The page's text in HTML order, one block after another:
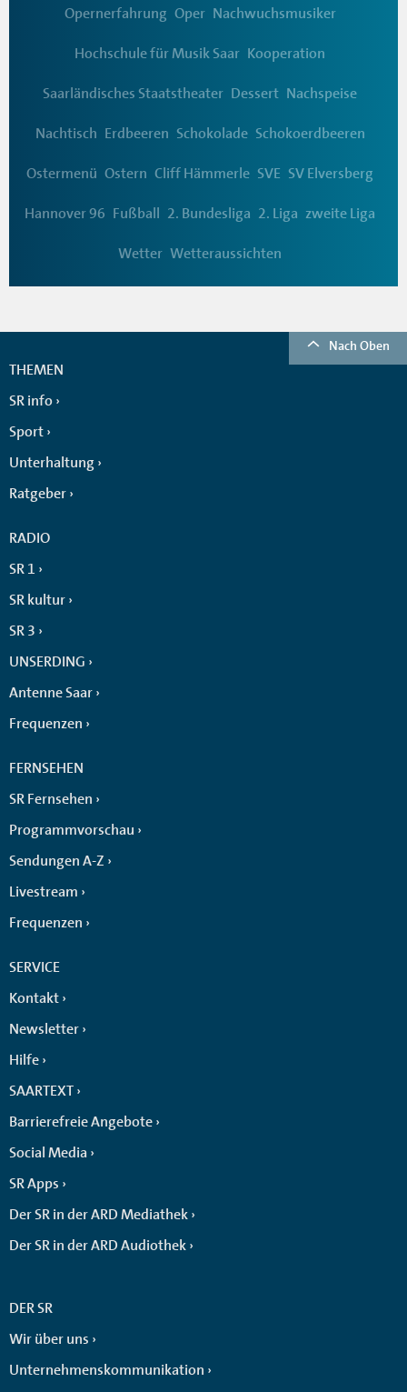
Opernerfahrung Oper Nachwuchsmusiker
Hochschule für Musik Saar Kooperation
Saarländisches Staatstheater Dessert Nachspeise
Nachtisch Erdbeeren Schokolade Schokoerdbeeren
Ostermenü Ostern Cliff Hämmerle SVE SV Elversberg
Hannover 96 Fußball 2. Bundesliga 2. Liga zweite Liga
Wetter Wetteraussichten
Nach Oben
THEMEN
SR info
Sport
Unterhaltung
Ratgeber
RADIO
SR 1
SR kultur
SR 3
UNSERDING
Antenne Saar
Frequenzen
FERNSEHEN
SR Fernsehen
Programmvorschau
Sendungen A-Z
Livestream
Frequenzen
SERVICE
Kontakt
Newsletter
Hilfe
SAARTEXT
Barrierefreie Angebote
Social Media
SR Apps
Der SR in der ARD Mediathek
Der SR in der ARD Audiothek
DER SR
Wir über uns
Unternehmenskommunikation